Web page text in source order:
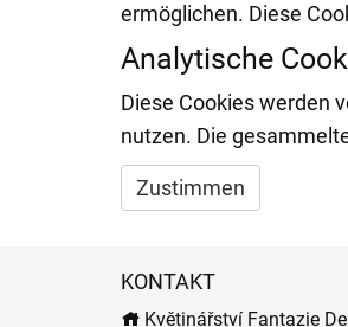
ermöglichen. Diese
Analytische
Diese Cookies werden
nutzen. Die
Zustimmen
KONTAKT
Květinářství Fantazie